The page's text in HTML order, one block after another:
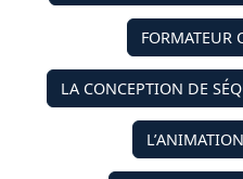
FORMATEUR
LA CONCEPTION DE